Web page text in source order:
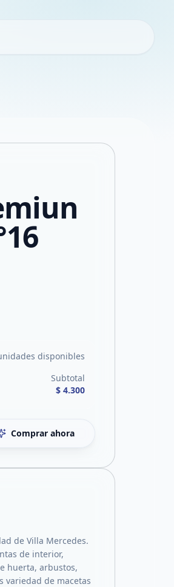
disponibles
Subtotal
$ 4.300
Comprar ahora
de Villa Mercedes.
de interior,
huerta, arbustos,
variedad de macetas